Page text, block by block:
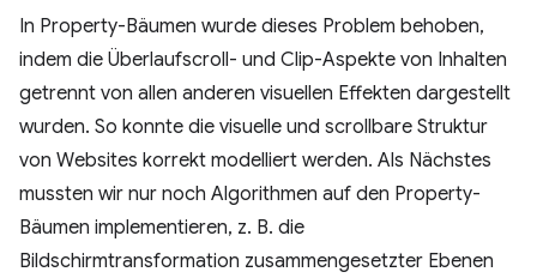
In Property-Bäumen wurde dieses Problem behoben,
indem die Überlaufscroll- und Clip-Aspekte von Inhalten
getrennt von allen anderen visuellen Effekten dargestellt
wurden. So konnte die visuelle und scrollbare Struktur
von Websites korrekt modelliert werden. Als Nächstes
mussten wir nur noch Algorithmen auf den Property-
Bäumen implementieren, z. B. die
Bildschirmtransformation zusammengesetzter Ebenen